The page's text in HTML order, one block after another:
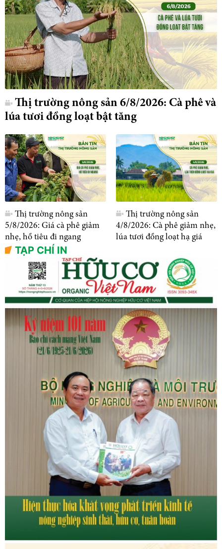
Thị trường nông sản 6/8/2026: Cà phê và
lúa tươi đồng loạt bật tăng
Thị trường nông sản
5/8/2026: Giá cà phê giảm
nhẹ, hồ tiêu đi ngang
Thị trường nông sản
4/8/2026: Cà phê giảm nhẹ,
lúa tươi đồng loạt hạ giá
TẠP CHÍ IN